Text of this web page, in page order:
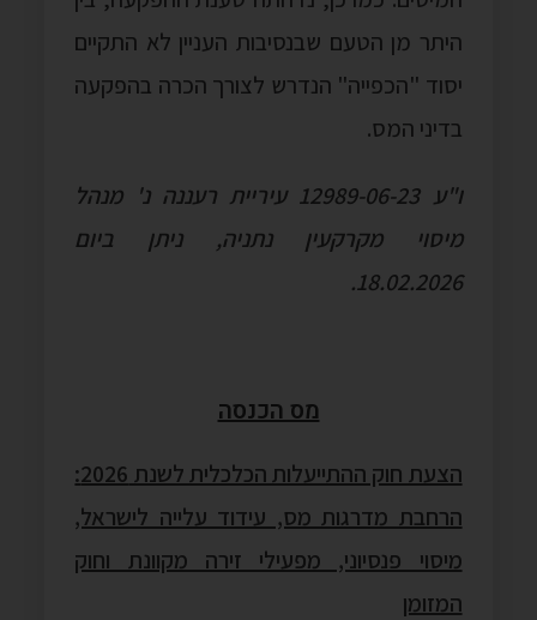
היתר מן הטעם שבנסיבות העניין לא התקיים
יסוד "הכפייה" הנדרש לצורך הכרה בהפקעה
בדיני המס.
ו"ע 12989-06-23 עיריית רעננה נ' מנהל
מיסוי מקרקעין נתניה, ניתן ביום
18.02.2026.
מס הכנסה
הצעת חוק ההתייעלות הכלכלית לשנת 2026:
הרחבת מדרגות מס, עידוד עלייה לישראל,
מיסוי פנסיוני, מפעילי זירה מקוונת וחוק
המזומן